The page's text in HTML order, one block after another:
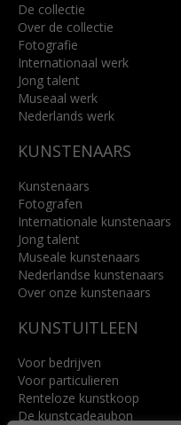
De collectie
Over de collectie
Fotografie
Internationaal werk
Jong talent
Museaal werk
Nederlands werk
KUNSTENAARS
Kunstenaars
Fotografen
Internationale kunstenaars
Jong talent
Museale kunstenaars
Nederlandse kunstenaars
Over onze kunstenaars
KUNSTUITLEEN
Voor bedrijven
Voor particulieren
Renteloze kunstkoop
De kunstcadeaubon